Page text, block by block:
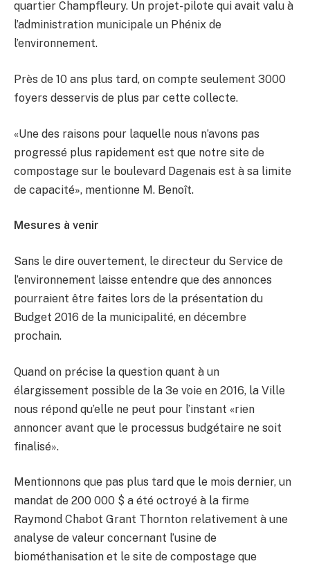
quartier Champfleury. Un projet-pilote qui avait valu à
l’administration municipale un Phénix de
l’environnement.
Près de 10 ans plus tard, on compte seulement 3000
foyers desservis de plus par cette collecte.
«Une des raisons pour laquelle nous n’avons pas
progressé plus rapidement est que notre site de
compostage sur le boulevard Dagenais est à sa limite
de capacité», mentionne M. Benoît.
Mesures à venir
Sans le dire ouvertement, le directeur du Service de
l’environnement laisse entendre que des annonces
pourraient être faites lors de la présentation du
Budget 2016 de la municipalité, en décembre
prochain.
Quand on précise la question quant à un
élargissement possible de la 3e voie en 2016, la Ville
nous répond qu’elle ne peut pour l’instant «rien
annoncer avant que le processus budgétaire ne soit
finalisé».
Mentionnons que pas plus tard que le mois dernier, un
mandat de 200 000 $ a été octroyé à la firme
Raymond Chabot Grant Thornton relativement à une
analyse de valeur concernant l’usine de
biométhanisation et le site de compostage que